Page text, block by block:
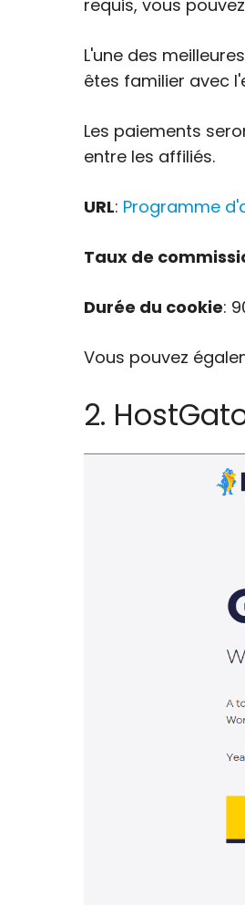
requis, vous
L'une des
êtes familier avec
Les paiements
entre les affiliés.
URL: Programme
Taux de
Durée du cookie:
Vous pouvez
2.